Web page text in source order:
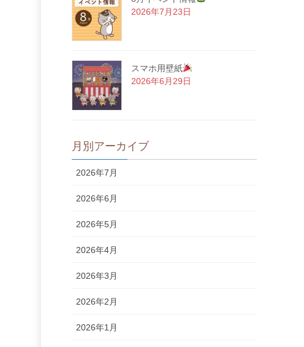
2026年7月23日
スマホ用壁紙
2026年6月29日
月別アーカイブ
2026年7月
2026年6月
2026年5月
2026年4月
2026年3月
2026年2月
2026年1月